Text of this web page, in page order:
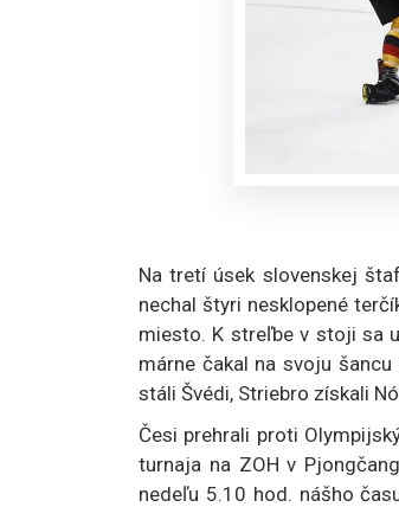
Na tretí úsek slovenskej
nechal štyri nesklopené
miesto. K streľbe v stoji sa
márne čakal na svoju
stáli Švédi, Striebro získali
Česi prehrali proti
turnaja na ZOH v
nedeľu 5.10 hod. nášho